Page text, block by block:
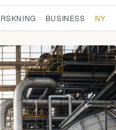
BUSINESS